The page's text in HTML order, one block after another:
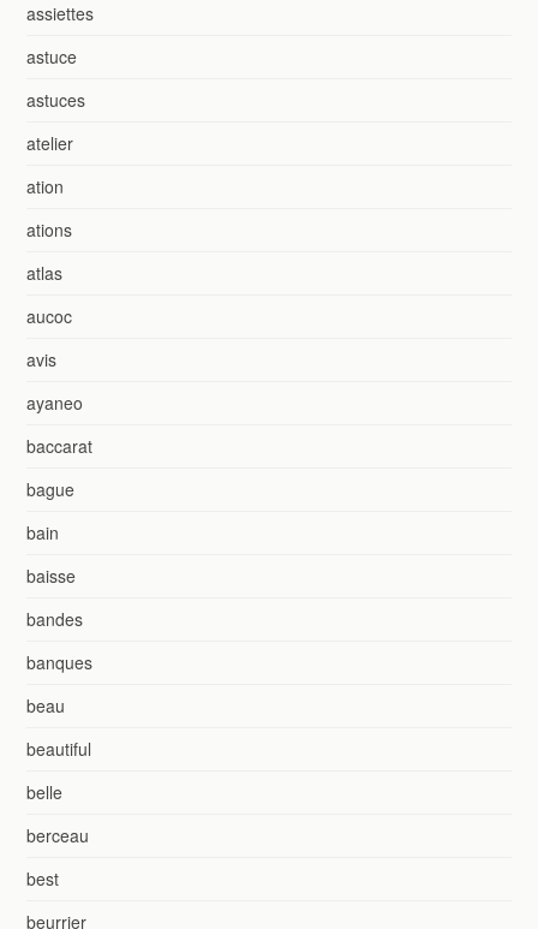
assiettes
astuce
astuces
atelier
ation
ations
atlas
aucoc
avis
ayaneo
baccarat
bague
bain
baisse
bandes
banques
beau
beautiful
belle
berceau
best
beurrier